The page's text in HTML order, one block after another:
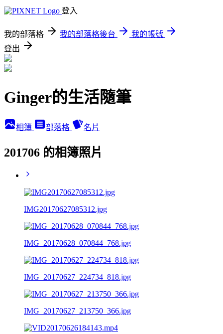
登入
我的部落格 我的部落格後台
我的帳號
登出
Ginger的生活隨筆
相簿 部落格 名片
201706 的相簿照片
IMG20170627085312.jpg
IMG_20170628_070844_768.jpg
IMG_20170627_224734_818.jpg
IMG_20170627_213750_366.jpg